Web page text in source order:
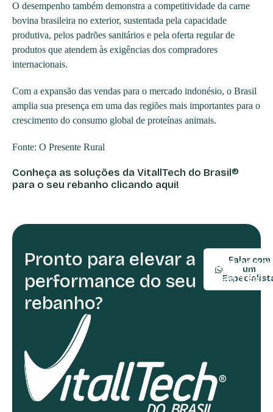
O desempenho também demonstra a competitividade da carne
bovina brasileira no exterior, sustentada pela capacidade
produtiva, pelos padrões sanitários e pela oferta regular de
produtos que atendem às exigências dos compradores
internacionais.
Com a expansão das vendas para o mercado indonésio, o Brasil
amplia sua presença em uma das regiões mais importantes para o
crescimento do consumo global de proteínas animais.
Fonte: O Presente Rural
Conheça as soluções da VitallTech do Brasil®
para o seu rebanho clicando aqui!
Pronto para elevar a
performance do seu
rebanho?
Falar com
um
TELEFONE:
(54)
(54) 3361-